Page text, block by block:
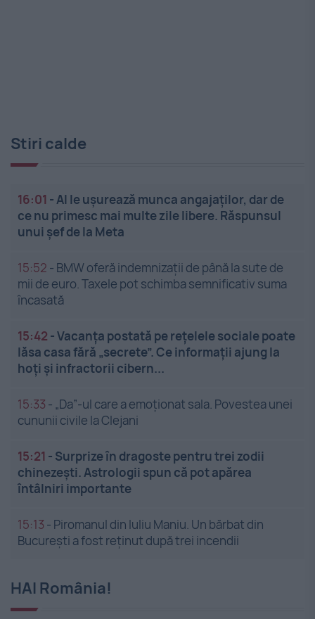
Stiri calde
16:01 -AI le ușurează munca angajaților, dar de
ce nu primesc mai multe zile libere. Răspunsul
unui șef de la Meta
15:52 - BMW oferă indemnizații de până la sute de
mii de euro. Taxele pot schimba semnificativ suma
încasată
15:42 -Vacanța postată pe rețelele sociale poate
lăsa casa fără „secrete”. Ce informații ajung la
hoți și infractorii cibern...
15:33 - „Da”-ul care a emoționat sala. Povestea unei
cununii civile la Clejani
15:21 - Surprize în dragoste pentru trei zodii
chinezești. Astrologii spun că pot apărea
întâlniri importante
15:13 - Piromanul din Iuliu Maniu. Un bărbat din
București a fost reținut după trei incendii
HAI România!